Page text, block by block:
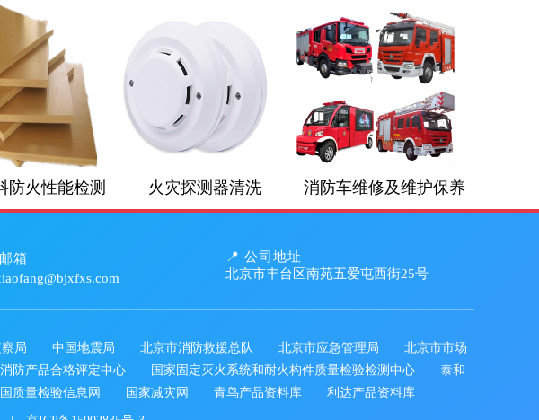
防火性能检测 火灾探测器清洗 消防车维修及维护保养
箱
📍 公司地址
北京市丰台区南苑五爱屯西街25号
局 中国地震局 北京市消防救援总队 北京市应急管理局
北京市市场
防产品合格评定中心 国家固定灭火系统和耐火构件质量检验检测中心
泰和
质量检验信息网 国家减灾网 青鸟产品资料库 利达产品资料库